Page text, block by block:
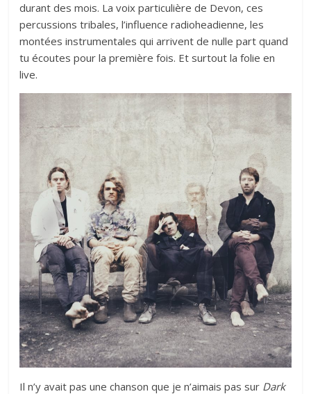
durant des mois. La voix particulière de Devon, ces
percussions tribales, l’influence radioheadienne, les
montées instrumentales qui arrivent de nulle part quand
tu écoutes pour la première fois. Et surtout la folie en
live.
Il n’y avait pas une chanson que je n’aimais pas sur Dark